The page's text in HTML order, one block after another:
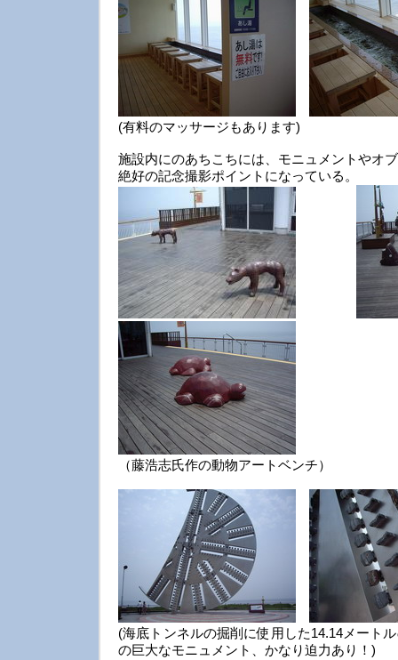
(有料のマッサージもあります)
施設内にのあちこちには、モニュメントやオ
絶好の記念撮影ポイントになっている。
（藤浩志氏作の動物アートベンチ）
(海底トンネルの掘削に使用した14.14メート
の巨大なモニュメント、かなり迫力あり！)